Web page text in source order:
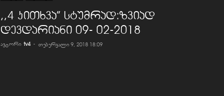
,,4 კითხვა” სტუმრად:ზვიად
დევდარიანი 09- 02-2018
ავტორი tv4 - თებერვალი 9, 2018 18:09